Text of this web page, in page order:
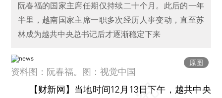
阮春福的国家主席任期仅持续二十个月。此后的一年
半里，越南国家主席一职多次经历人事变动，直至苏
林成为越共中央总书记后才逐渐稳定下来
原图
资料图：阮春福。图：视觉中国
【财新网】 当地时间12月13日下午，越共中央